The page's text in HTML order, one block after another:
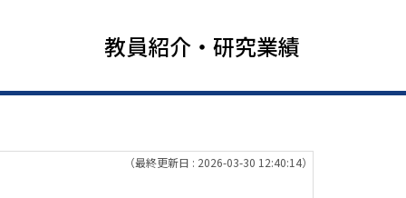
教員紹介・研究業績
（最終更新日 : 2026-03-30 12:40:14）